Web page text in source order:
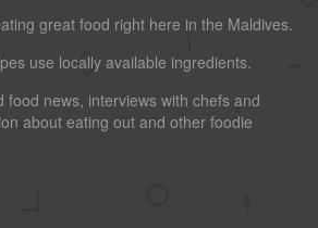
great food right here in the Maldives.
use locally available ingredients.
food news, interviews with chefs and
about eating out and other foodie